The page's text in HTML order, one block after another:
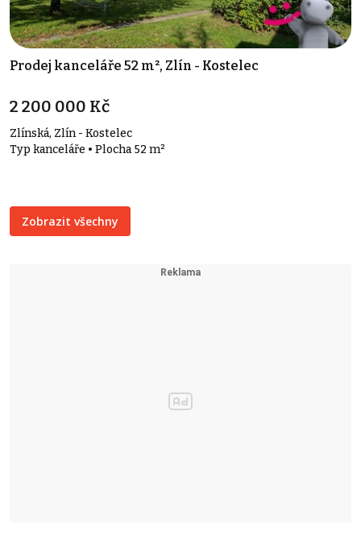
Prodej kanceláře 52 m², Zlín - Kostelec
2 200 000 Kč
Zlínská, Zlín - Kostelec
Typ kanceláře • Plocha 52 m²
Zobrazit všechny